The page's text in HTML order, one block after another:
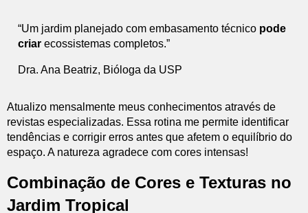
“Um jardim planejado com embasamento técnico pode
criar ecossistemas completos.”
Dra. Ana Beatriz, Bióloga da USP
Atualizo mensalmente meus conhecimentos através de
revistas especializadas. Essa rotina me permite identificar
tendências e corrigir erros antes que afetem o equilíbrio do
espaço. A natureza agradece com cores intensas!
Combinação de Cores e Texturas no
Jardim Tropical